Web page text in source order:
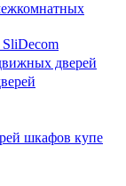
дверей
шкафов купе